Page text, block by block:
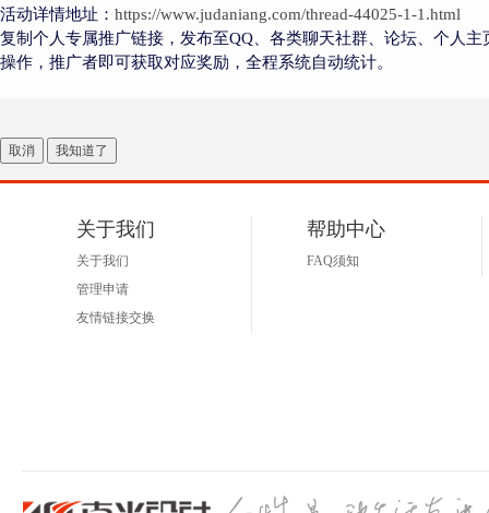
活动详情地址： https://www.judaniang.com/thread-44025-1-1.html
复制个人专属推广链接，发布至QQ、各类聊天社群、论坛、个人
操作，推广者即可获取对应奖励，全程系统自动统计。
取消 我知道了
关于我们
关于我们
管理申请
友情链接交换
帮助中心
FAQ须知